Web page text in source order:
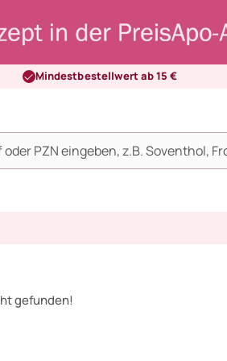
Mindestbestellwert ab 15 €
gefunden!